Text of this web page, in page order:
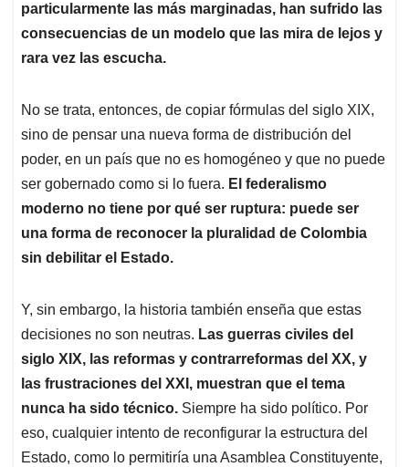
particularmente las más marginadas, han sufrido las
consecuencias de un modelo que las mira de lejos y
rara vez las escucha.
No se trata, entonces, de copiar fórmulas del siglo XIX,
sino de pensar una nueva forma de distribución del
poder, en un país que no es homogéneo y que no puede
ser gobernado como si lo fuera. El federalismo
moderno no tiene por qué ser ruptura: puede ser
una forma de reconocer la pluralidad de Colombia
sin debilitar el Estado.
Y, sin embargo, la historia también enseña que estas
decisiones no son neutras. Las guerras civiles del
siglo XIX, las reformas y contrarreformas del XX, y
las frustraciones del XXI, muestran que el tema
nunca ha sido técnico. Siempre ha sido político. Por
eso, cualquier intento de reconfigurar la estructura del
Estado, como lo permitiría una Asamblea Constituyente,